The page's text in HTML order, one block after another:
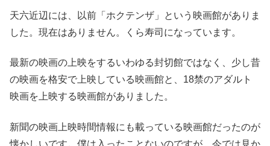
天六近辺には、以前「ホクテンザ」という映画館がありま
した。現在はありません。くら寿司になっています。
最新の映画の上映をするいわゆる封切館ではなく、少し昔
の映画を格安で上映している映画館と、18禁のアダルト
映画を上映する映画館がありました。
新聞の映画上映時間情報にも載っている映画館だったのが
懐かしいです。僕は入ったことないのですが、今では見か